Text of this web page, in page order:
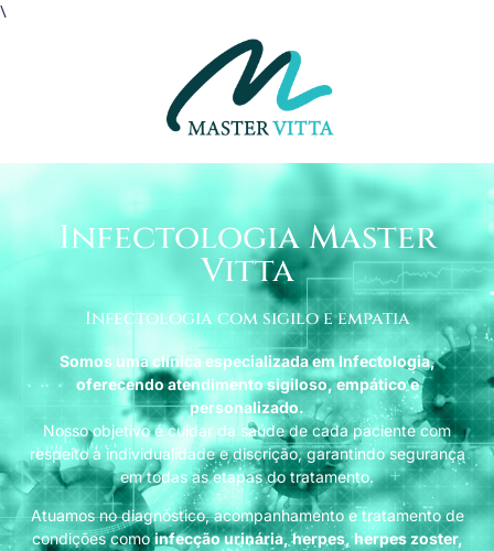
\
Infectologia Master
Vitta
Infectologia com sigilo e empatia
Somos uma clínica especializada em Infectologia,
oferecendo atendimento sigiloso, empático e
personalizado.
Nosso objetivo é cuidar da saúde de cada paciente com
respeito à individualidade e discrição, garantindo segurança
em todas as etapas do tratamento.
Atuamos no diagnóstico, acompanhamento e tratamento de
condições comoinfecção urinária, herpes, herpes zoster,